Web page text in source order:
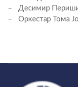
– Десимир
– Оркестар Тома